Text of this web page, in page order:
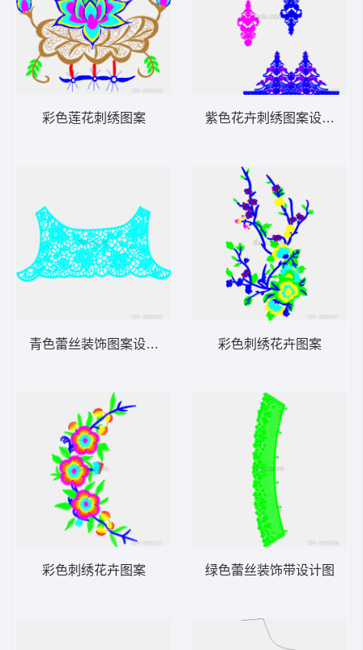
彩色莲花刺绣图案
青色蕾丝装饰图案设计图
彩色刺绣花卉图案
紫色花卉刺绣图案设计图
彩色刺绣花卉图案
绿色蕾丝装饰带设计图